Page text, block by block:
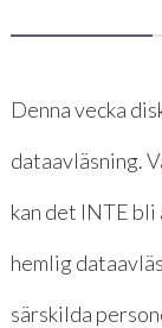
Denna vecka
dataavläsning.
kan det INTE
hemlig
särskilda